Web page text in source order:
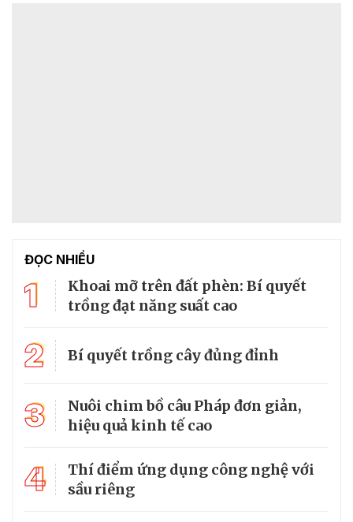
ĐỌC NHIỀU
1
Khoai mỡ trên đất phèn: Bí quyết
trồng đạt năng suất cao
2 Bí quyết trồng cây đủng đỉnh
3
Nuôi chim bồ câu Pháp đơn giản,
hiệu quả kinh tế cao
4
Thí điểm ứng dụng công nghệ với
sầu riêng